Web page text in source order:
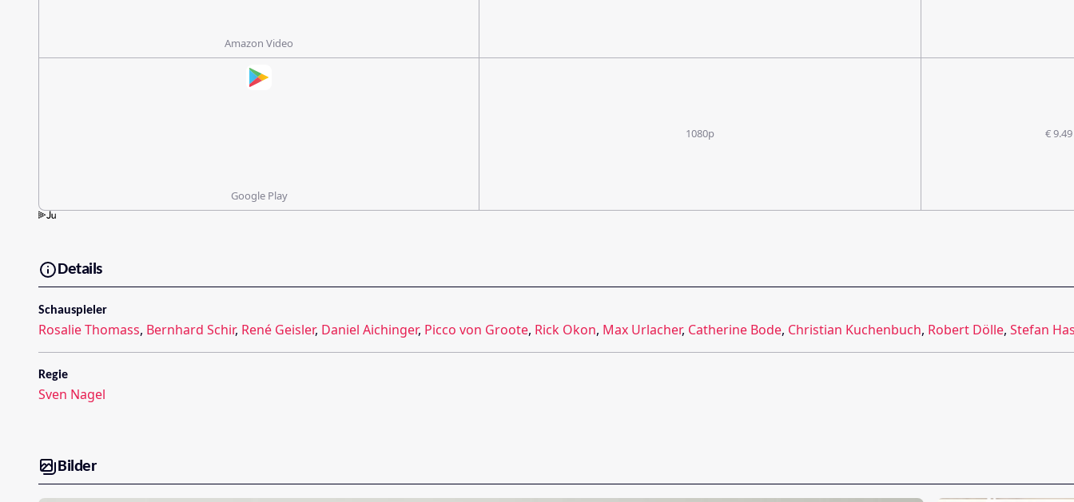
Amazon Video
Google Play
1080p € 9.49
Details
Schauspieler
Rosalie Thomass, Bernhard Schir, René Geisler, Daniel Aichinger, Picco von Groote, Rick Okon, Max Urlacher, Catherine Bode, Christian Kuchenbuch, Robert Dölle, Stefan
Regie
Sven Nagel
Bilder